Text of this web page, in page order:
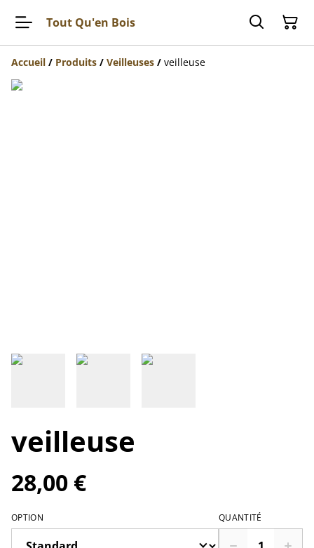
Tout Qu'en Bois
Accueil / Produits / Veilleuses / veilleuse
veilleuse
28,00 €
OPTION QUANTITÉ